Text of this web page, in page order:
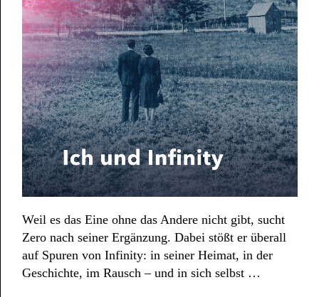
Weil es das Eine ohne das Andere nicht gibt, sucht
Zero nach seiner Ergänzung. Dabei stößt er überall
auf Spuren von Infinity: in seiner Heimat, in der
Geschichte, im Rausch – und in sich selbst …